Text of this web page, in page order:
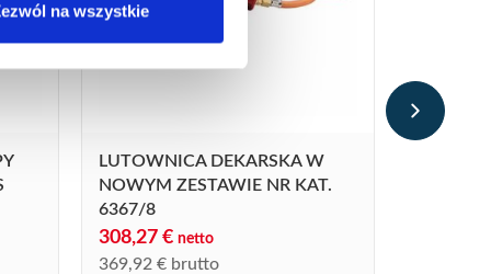
na wszystkie
LUTOWNICA DEKARSKA W
NOWYM ZESTAWIE NR KAT.
6367/8
308,27 € netto
369,92 € brutto
85,36
102,43